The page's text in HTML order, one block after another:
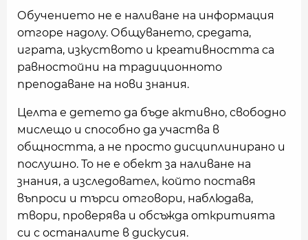
Обучението не е наливане на информация
отгоре надолу. Общуването, средата,
играта, изкуството и креативността са
равностойни на традиционното
преподаване на нови знания.
Целта е детето да бъде активно, свободно
мислещо и способно да участва в
общността, а не просто дисциплинирано и
послушно. То не е обект за наливане на
знания, а изследовател, който поставя
въпроси и търси отговори, наблюдава,
твори, проверява и обсъжда откритията
си с останалите в дискусия.